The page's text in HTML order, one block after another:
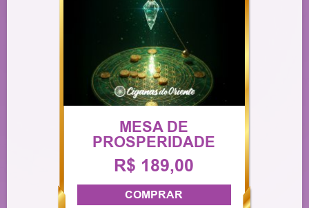
MESA DE
PROSPERIDADE
R$ 189,00
COMPRAR